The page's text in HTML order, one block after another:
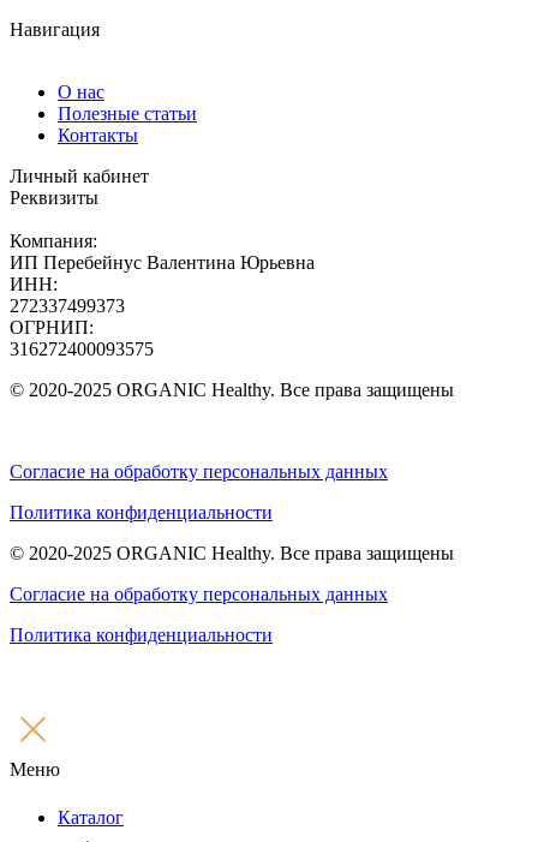
Навигация
О нас
Полезные статьи
Контакты
Личный кабинет
Реквизиты
Компания:
ИП Перебейнус Валентина Юрьевна
ИНН:
272337499373
ОГРНИП:
316272400093575
© 2020-2025 ORGANIC Healthy. Все права защищены
Согласие на обработку персональных данных
Политика конфиденциальности
© 2020-2025 ORGANIC Healthy. Все права защищены
Согласие на обработку персональных данных
Политика конфиденциальности
Меню
Каталог